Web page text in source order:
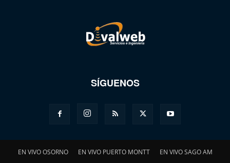
SÍGUENOS
EN VIVO OSORNO EN VIVO PUERTO MONTT EN VIVO SAGO AM